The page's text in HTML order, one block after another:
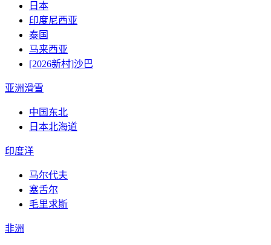
日本
印度尼西亚
泰国
马来西亚
[2026新村]沙巴
亚洲滑雪
中国东北
日本北海道
印度洋
马尔代夫
塞舌尔
毛里求斯
非洲